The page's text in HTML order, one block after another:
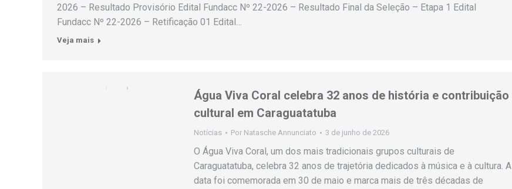
2026 – Resultado Provisório Edital Fundacc Nº 22-2026 – Resultado Final da Seleção – Etapa 1 Edital
Fundacc Nº 22-2026 – Retificação 01 Edital…
Veja mais
Água Viva Coral celebra 32 anos de história e contribuição
cultural em Caraguatatuba
Notícias Por Natasche Annunciato 3 de junho de 2026
O Água Viva Coral, um dos mais tradicionais grupos culturais de
Caraguatatuba, celebra 32 anos de trajetória dedicados à música e à cultura. A
data foi comemorada em 30 de maio e marca mais de três décadas de